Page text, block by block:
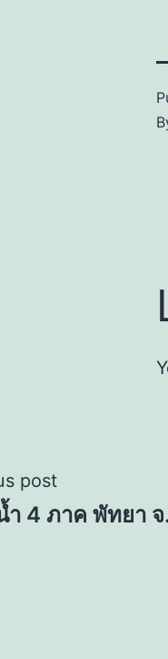
post
ำ 4 ภาค พัทยา